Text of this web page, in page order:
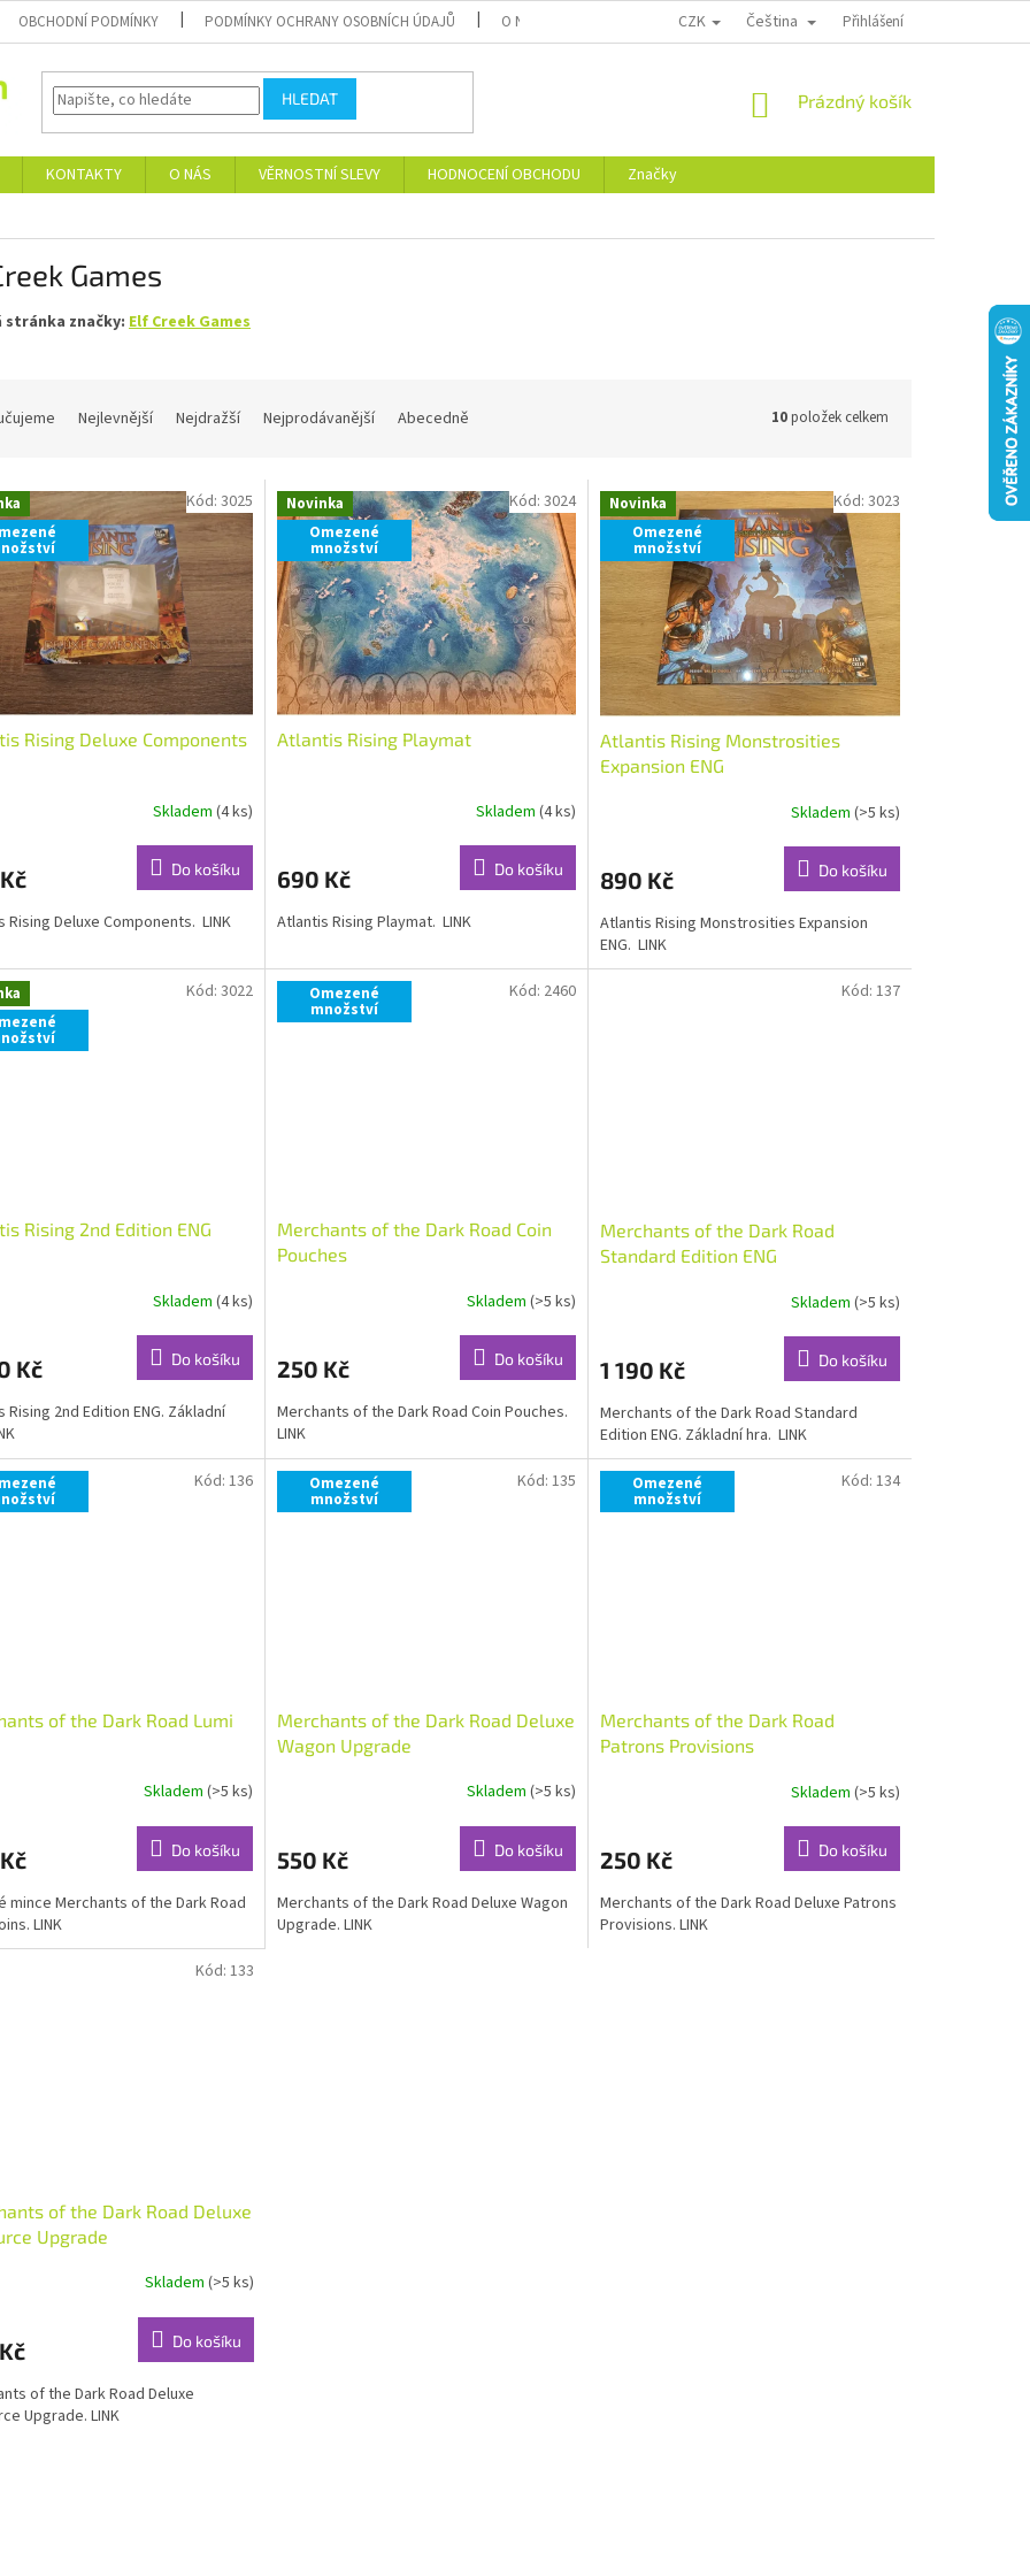
OBCHODNÍ PODMÍNKY PODMÍNKY OCHRANY OSOBNÍCH ÚDAJŮ O NÁS VĚRNOSTNÍ SLEVY HODNOCENÍ OBCHODU
CZK Čeština Přihlášení
HLEDAT
NÁKUPNÍ
Prázdný košík
KONTAKTY O NÁS VĚRNOSTNÍ SLEVY HODNOCENÍ OBCHODU
Značky
Games
stránka značky: Elf Creek Games
Nejlevnější Nejdražší Nejprodávanější Abecedně 10položek celkem
Rising Deluxe Components
Skladem (4 ks)
Do košíku
Rising Deluxe Components. LINK
Kód: 3025
Novinka
Omezené
množství
Atlantis Rising Playmat
Skladem (4 ks)
690 Kč Do košíku
Atlantis Rising Playmat. LINK
Kód: 3024
Novinka
Omezené
množství
Atlantis Rising Monstrosities
Expansion ENG
Skladem (>5 ks)
890 Kč Do košíku
Atlantis Rising Monstrosities Expansion
ENG. LINK
Kód: 3023
Rising 2nd Edition ENG
Skladem (4 ks)
Kč Do košíku
Rising 2nd Edition ENG. Základní
Kód: 3022 Omezené
množství
Merchants of the Dark Road Coin
Pouches
Skladem (>5 ks)
250 Kč Do košíku
Merchants of the Dark Road Coin Pouches.
LINK
Kód: 2460
Merchants of the Dark Road
Standard Edition ENG
Skladem (>5 ks)
1 190 Kč Do košíku
Merchants of the Dark Road Standard
Edition ENG. Základní hra. LINK
Kód: 137
of the Dark Road Lumi
Skladem (>5 ks)
Do košíku
mince Merchants of the Dark Road
LINK
Kód: 136 Omezené
množství
Merchants of the Dark Road Deluxe
Wagon Upgrade
Skladem (>5 ks)
550 Kč Do košíku
Merchants of the Dark Road Deluxe Wagon
Upgrade. LINK
Kód: 135 Omezené
množství
Merchants of the Dark Road
Patrons Provisions
Skladem (>5 ks)
250 Kč Do košíku
Merchants of the Dark Road Deluxe Patrons
Provisions. LINK
Kód: 134
of the Dark Road Deluxe
Upgrade
Skladem (>5 ks)
Do košíku
of the Dark Road Deluxe
Upgrade. LINK
Kód: 133